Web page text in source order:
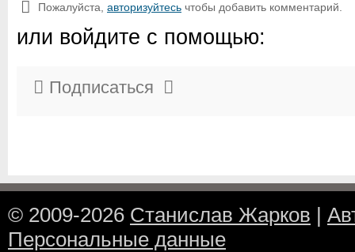
Пожалуйста, авторизуйтесь чтобы добавить комментарий.
или войдите с помощью:
Подписаться
© 2009-2026 Станислав Жарков |
Персональные данные